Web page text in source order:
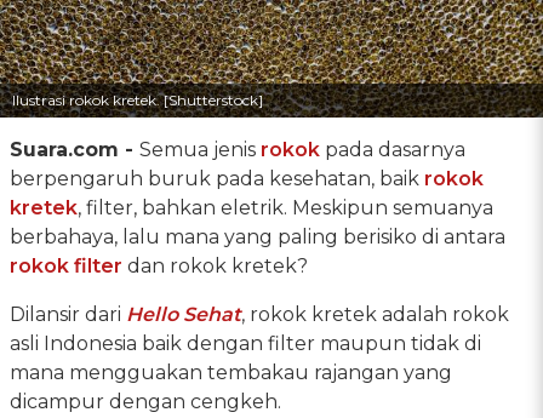
Ilustrasi rokok kretek. [Shutterstock]
Suara.com - Semua jenis rokok pada dasarnya
berpengaruh buruk pada kesehatan, baik rokok
kretek, filter, bahkan eletrik. Meskipun semuanya
berbahaya, lalu mana yang paling berisiko di antara
rokok filter dan rokok kretek?
Dilansir dari Hello Sehat, rokok kretek adalah rokok
asli Indonesia baik dengan filter maupun tidak di
mana mengguakan tembakau rajangan yang
dicampur dengan cengkeh.